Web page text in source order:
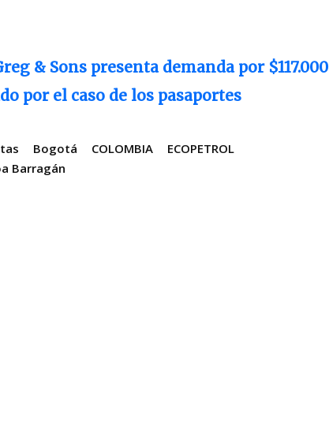
& Sons presenta demanda por $117.000
por el caso de los pasaportes
Bogotá COLOMBIA
ECOPETROL
Barragán